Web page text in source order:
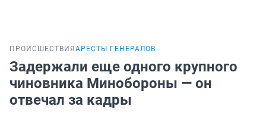
ПРОИСШЕСТВИЯ АРЕСТЫ ГЕНЕРАЛОВ
Задержали еще одного крупного
чиновника Минобороны — он
отвечал за кадры